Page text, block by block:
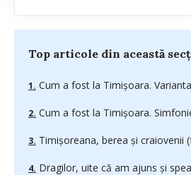
Top articole din această
Cum a fost la Timișoara.
Cum a fost la Timișoara.
Timișoreana, berea și craiovenii
Dragilor, uite că am ajuns și